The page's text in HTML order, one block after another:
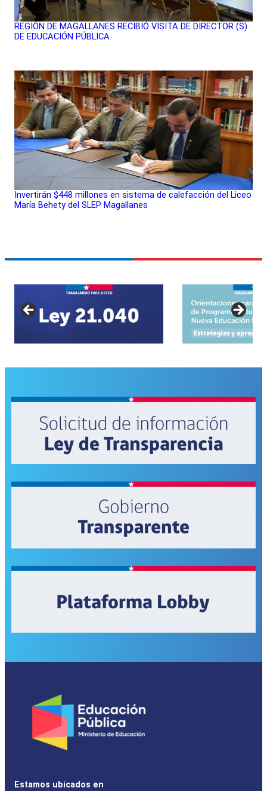
REGIÓN DE MAGALLANES RECIBIÓ VISITA DE DIRECTOR (S)
DE EDUCACIÓN PÚBLICA
Invertirán $448 millones en sistema de calefacción del Liceo
María Behety del SLEP Magallanes
Estamos ubicados en